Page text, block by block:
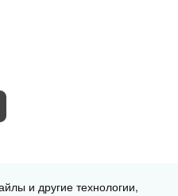
и другие технологии,